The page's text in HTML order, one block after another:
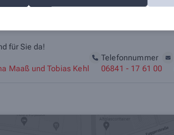
für Sie da!
Maaß und Tobias Kehl
Telefonnummer
06841 - 17 61 00